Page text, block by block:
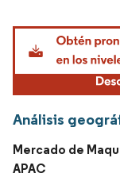
Análisis
Mercado de
APAC